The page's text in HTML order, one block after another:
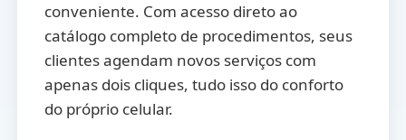
conveniente. Com acesso direto ao
catálogo completo de procedimentos, seus
clientes agendam novos serviços com
apenas dois cliques, tudo isso do conforto
do próprio celular.